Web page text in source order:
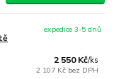
2 550 Kč/ks
2 107 Kč bez DPH
expedice 3-5 dnů